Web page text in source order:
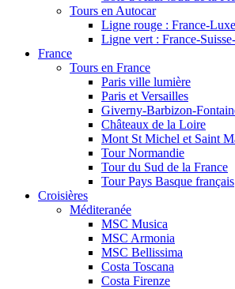
Tours en Autocar
Ligne rouge : France-
Ligne vert : France-
France
Tours en France
Paris ville lumière
Paris et Versailles
Giverny-Barbizon-
Châteaux de la Loire
Mont St Michel et Saint
Tour Normandie
Tour du Sud de la France
Tour Pays Basque français
Croisières
Méditeranée
MSC Musica
MSC Armonia
MSC Bellissima
Costa Toscana
Costa Firenze